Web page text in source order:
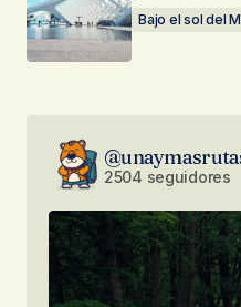
Bajo el sol del
2504 seguidores